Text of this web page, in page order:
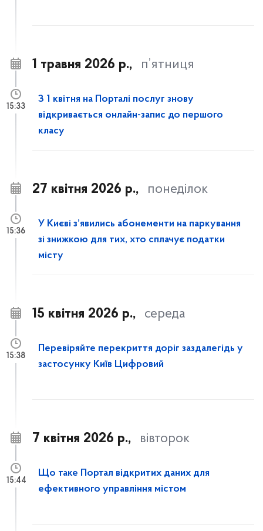
1 травня 2026 р., п’ятниця
З 1 квітня на Порталі послуг знову
відкривається онлайн-запис до першого
класу
15:33
27 квітня 2026 р., понеділок
У Києві з’явились абонементи на паркування
зі знижкою для тих, хто сплачує податки
місту
15:36
15 квітня 2026 р., середа
Перевіряйте перекриття доріг заздалегідь у
застосунку Київ Цифровий
15:38
7 квітня 2026 р., вівторок
Що таке Портал відкритих даних для
ефективного управління містом
15:44